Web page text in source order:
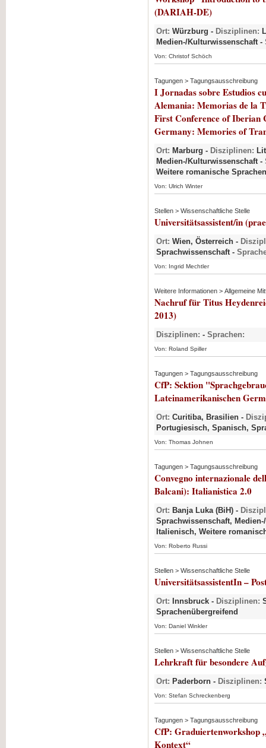
(DARIAH-DE)
Ort: Würzburg - Disziplinen:
Medien-/Kulturwissenschaft -
Von: Christof Schöch
Tagungen > Tagungsausschreibung
I Jornadas sobre Estudios
Alemania: Memorias de la
First Conference of Iberian
Germany: Memories of
Ort: Marburg - Disziplinen:
Medien-/Kulturwissenschaft -
Weitere romanische Sprachen
Von: Ulrich Winter
Stellen > Wissenschaftliche Stelle
Universitätsassistent/in
Ort: Wien, Österreich -
Sprachwissenschaft -
Von: Ingrid Mechtler
Weitere Informationen > Allgemeine
Nachruf für Titus
2013)
Disziplinen: - Sprachen:
Von: Roland Spiller
Tagungen > Tagungsausschreibung
CfP: Sektion
Lateinamerikanischen
Ort: Curitiba, Brasilien -
Portugiesisch, Spanisch,
Von: Thomas Johnen
Tagungen > Tagungsausschreibung
Convegno internazionale
Balcani): Italianistica 2.0
Ort: Banja Luka (BiH) -
Sprachwissenschaft,
Italienisch, Weitere
Von: Roberto Russi
Stellen > Wissenschaftliche Stelle
UniversitätsassistentIn –
Ort: Innsbruck - Disziplinen:
Sprachenübergreifend
Von: Daniel Winkler
Stellen > Wissenschaftliche Stelle
Lehrkraft für besondere
Ort: Paderborn - Disziplinen:
Von: Stefan Schreckenberg
Tagungen > Tagungsausschreibung
CfP: Graduiertenworkshop
Kontext“